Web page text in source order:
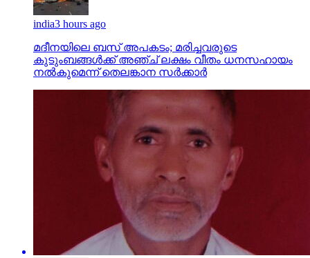
india3 hours ago
മദീനയിലെ ബസ് അപകടം; മരിച്ചവരുടെ
കുടുംബങ്ങള്‍ക്ക് അഞ്ച് ലക്ഷം വീതം ധനസഹായം
നല്‍കുമെന്ന് തെലങ്കാന സര്‍ക്കാര്‍